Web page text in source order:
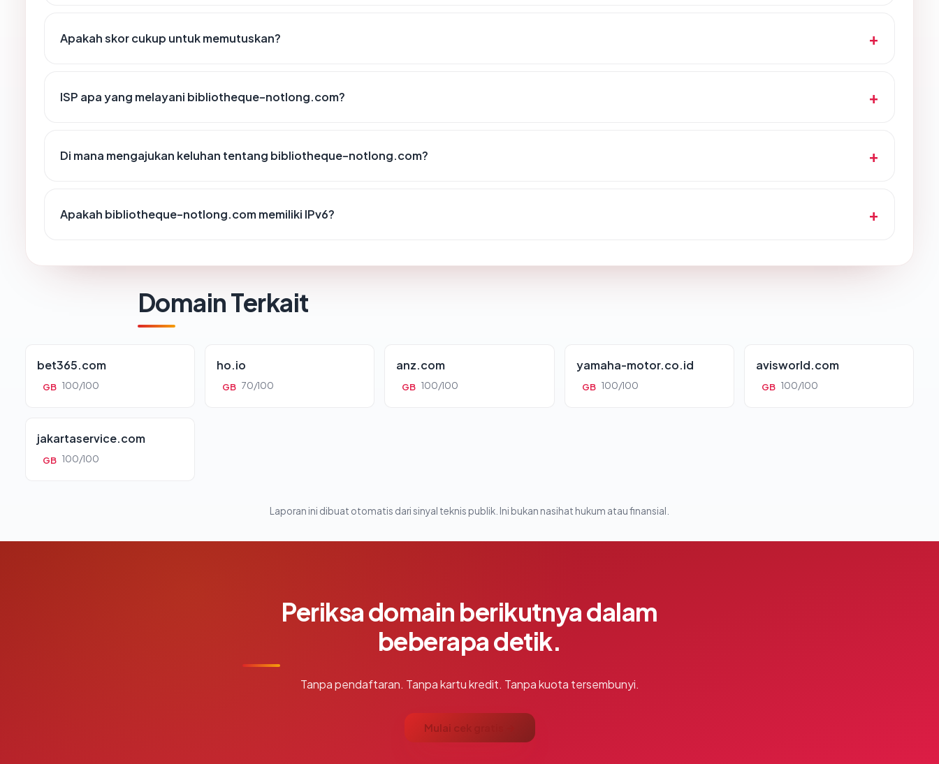
Apakah skor cukup untuk memutuskan?
ISP apa yang melayani bibliotheque-notlong.com?
Di mana mengajukan keluhan tentang bibliotheque-notlong.com?
Apakah bibliotheque-notlong.com memiliki IPv6?
Domain Terkait
bet365.com
GB 100/100
ho.io
GB 70/100
anz.com
GB 100/100
yamaha-motor.co.id
GB 100/100
avisworld.com
GB 100/100
jakartaservice.com
GB 100/100
Laporan ini dibuat otomatis dari sinyal teknis publik. Ini bukan nasihat hukum atau finansial.
Periksa domain berikutnya dalam
beberapa detik.
Tanpa pendaftaran. Tanpa kartu kredit. Tanpa kuota tersembunyi.
Mulai cek gratis →